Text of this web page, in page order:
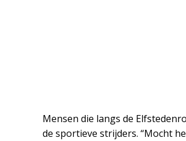
Mensen die langs de
de sportieve strijders. “Mocht